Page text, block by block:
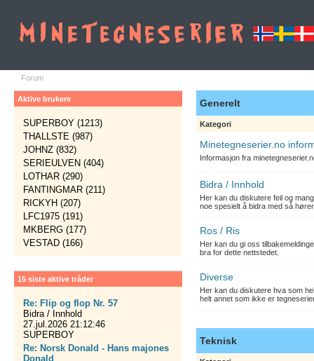
Forum
Aktive brukere
SUPERBOY (1213)
THALLSTE (987)
JOHNZ (832)
SERIEULVEN (404)
LOTHAR (290)
FANTINGMAR (211)
RICKYH (207)
LFC1975 (191)
MKBERG (177)
VESTAD (166)
15 siste aktive tråder
Re: Flip og flop Nr. 57
Bidra / Innhold
27.jul.2026 21:12:46
SUPERBOY
Re: Norsk Donald - Hans majones
Donald
Generelt
Kategori
Minetegneserier.no
Informasjon fra
Bidra / Innhold
Her kan du diskutere feil og
noe spesielt å bidra med så
Ros / Ris
Her kan du gi oss
bra for dette nettstedet.
Diverse
Her kan du diskutere hva som
helt annet som ikke er
Teknisk